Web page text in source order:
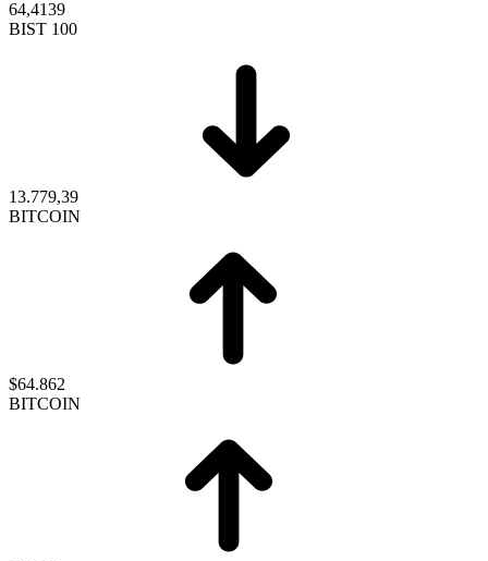
64,4139
BIST 100
13.779,39
BITCOIN
$64.862
BITCOIN